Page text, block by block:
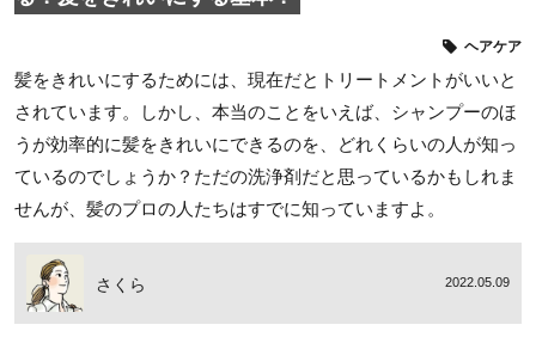
ヘアケア
髪をきれいにするためには、現在だとトリートメントがいいと
されています。しかし、本当のことをいえば、シャンプーのほ
うが効率的に髪をきれいにできるのを、どれくらいの人が知っ
ているのでしょうか？ただの洗浄剤だと思っているかもしれま
せんが、髪のプロの人たちはすでに知っていますよ。
さくら 2022.05.09